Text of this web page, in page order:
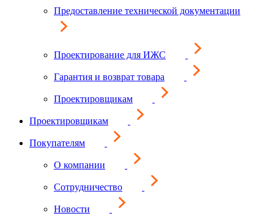
Предоставление технической документации
Проектирование для ИЖС
Гарантия и возврат товара
Проектировщикам
Проектировщикам
Покупателям
О компании
Сотрудничество
Новости